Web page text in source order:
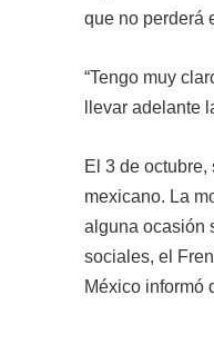
que no perderá
“Tengo muy
llevar adelante
El 3 de
mexicano. La
alguna ocasión
sociales, el
México informó